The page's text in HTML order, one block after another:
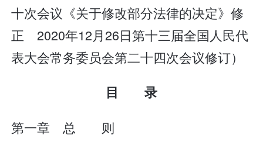
十次会议《关于修改部分法律的决定》修
正 2020年12月26日第十三届全国人民代
表大会常务委员会第二十四次会议修订）
目 录
第一章 总 则